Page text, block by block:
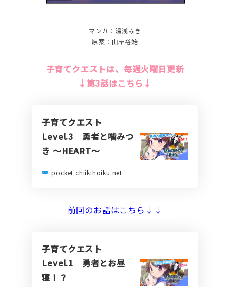
マンガ：湯浅みき
原案：山岸裕始
子育てクエストは、毎週火曜日更新
↓第3話はこちら↓
子育てクエスト
Level.3 勇者と噛みつ
き ～HEART～
pocket.chiikihoiku.net
前回のお話はこちら↓↓
子育てクエスト
Level.1 勇者とお昼
寝！？